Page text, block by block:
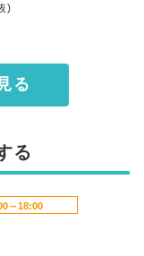
)
る
る
～18:00